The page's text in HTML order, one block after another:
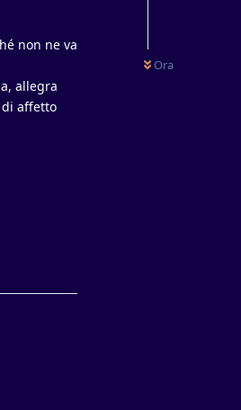
Ora
non ne va
allegra
affetto